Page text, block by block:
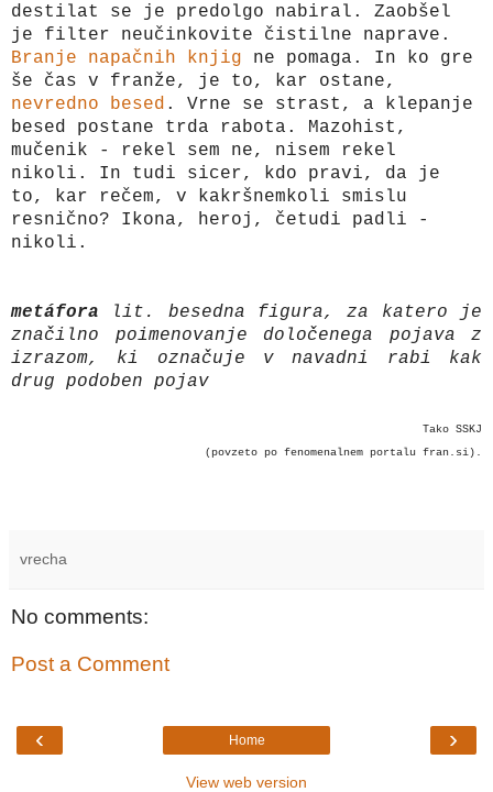
destilat se je predolgo nabiral. Zaobšel
je filter neučinkovite čistilne naprave.
Branje napačnih knjig ne pomaga. In ko gre
še čas v franže, je to, kar ostane,
nevredno besed . Vrne se strast, a klepanje
besed postane trda rabota. Mazohist,
mučenik - rekel sem ne, nisem rekel
nikoli. In tudi sicer, kdo pravi, da je
to, kar rečem, v kakršnemkoli smislu
resnično? Ikona, heroj, četudi padli -
nikoli.
metáfora
lit. besedna figura, za katero je
značilno poimenovanje določenega pojava z
izrazom, ki označuje v navadni rabi kak
drug podoben pojav
Tako SSKJ
(povzeto po fenomenalnem portalu fran.si).
vrecha
No comments:
Post a Comment
‹ ›
Home
View web version